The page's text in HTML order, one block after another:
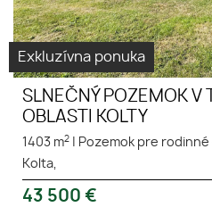
Exkluzívna ponuka
SLNEČNÝ POZEMOK V
OBLASTI KOLTY
1403 m2 Pozemok pre rodinné
Kolta,
43 500 €